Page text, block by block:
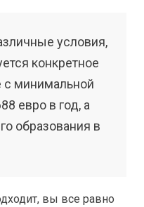
условия,
конкретное
с минимальной
евро в год, а
образования в
вы все равно